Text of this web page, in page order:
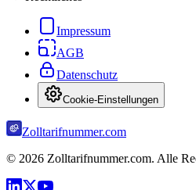
Impressum
AGB
Datenschutz
Cookie-Einstellungen
Zolltarifnummer.com
© 2026 Zolltarifnummer.com. Alle